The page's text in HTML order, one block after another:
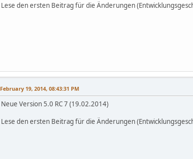
Lese den ersten Beitrag für die Änderungen
February 19, 2014, 08:43:31 PM
Neue Version 5.0 RC 7 (19.02.2014)
Lese den ersten Beitrag für die Änderungen